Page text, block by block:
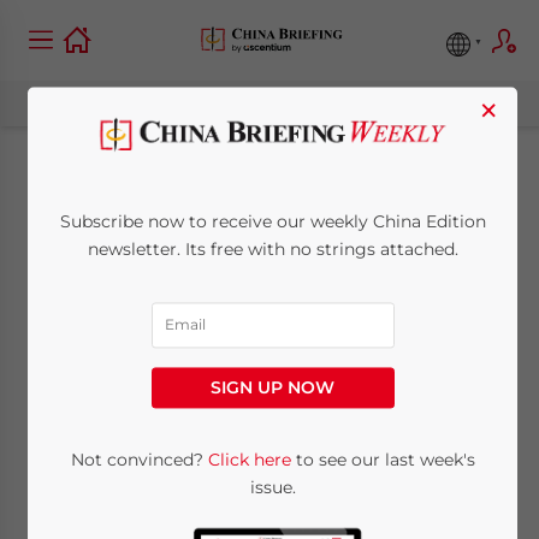
Licence
d’Exploitation Cinq-
en-Une : la Pression
Monte pour les
Sociétés Etrangères
en Chine
×
Subscribe now to receive our weekly China Edition
newsletter. Its free with no strings attached.
SIGN UP NOW
Not convinced? Click hereto see our last week's
issue.